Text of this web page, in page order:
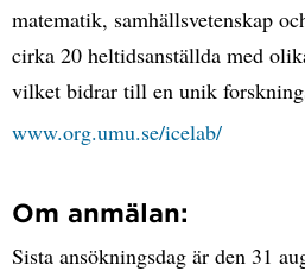
matematik, samhällsvetenskap
cirka 20 heltidsanställda med
vilket bidrar till en unik
www.org.umu.se/icelab/
Om anmälan:
Sista ansökningsdag är den 31